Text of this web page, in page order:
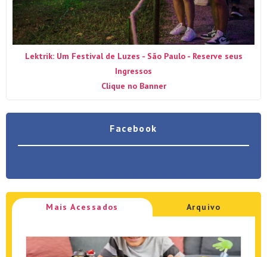
Lektrik: Um Festival de Luzes - São Paulo - Reserve seus
Ingressos
Clique no Banner
Facebook
Mais Acessados Arquivo